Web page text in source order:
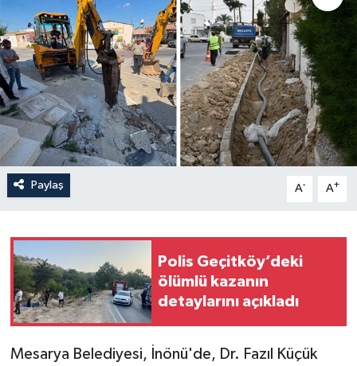
Paylaş A- A+
Polis Geçitköy’deki
ölümlü kazanın
detaylarını açıkladı
Mesarya Belediyesi, İnönü'de, Dr. Fazıl Küçük